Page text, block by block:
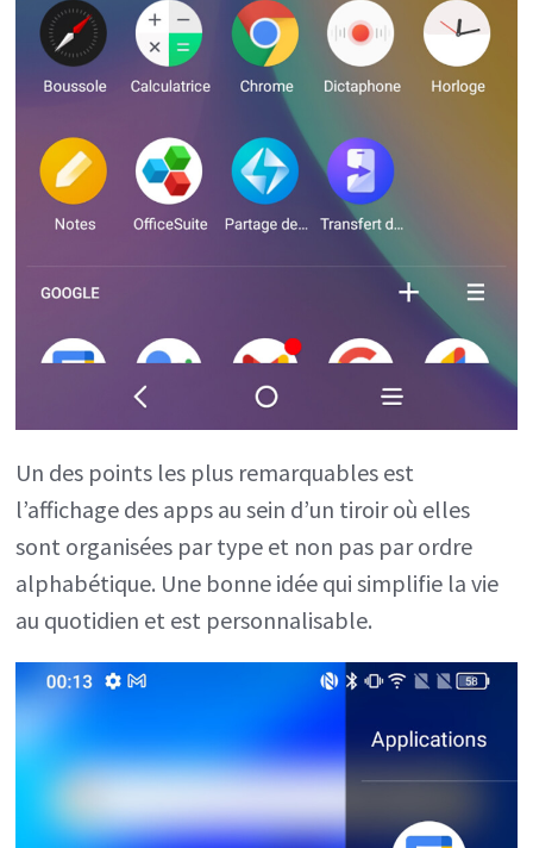
Un des points les plus remarquables est
l’affichage des apps au sein d’un tiroir où elles
sont organisées par type et non pas par ordre
alphabétique. Une bonne idée qui simplifie la vie
au quotidien et est personnalisable.